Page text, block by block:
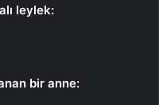
leylek:
bir anne: